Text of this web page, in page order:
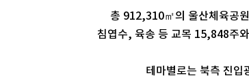
총 912,310㎡의 울산체육공
침엽수, 육송 등 교목 15,848주
테마별로는 북측 진입